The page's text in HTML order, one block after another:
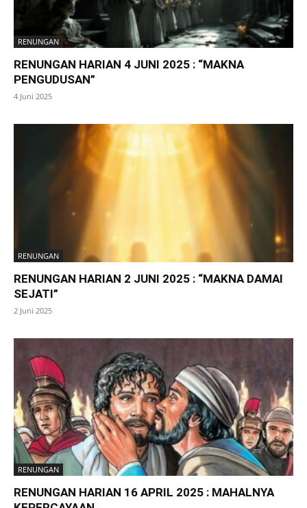
RENUNGAN
RENUNGAN HARIAN 4 JUNI 2025 : “MAKNA
PENGUDUSAN”
4 Juni 2025
RENUNGAN
RENUNGAN HARIAN 2 JUNI 2025 : “MAKNA DAMAI
SEJATI”
2 Juni 2025
RENUNGAN
RENUNGAN HARIAN 16 APRIL 2025 : MAHALNYA